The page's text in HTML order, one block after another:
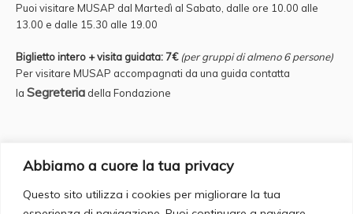
Abbiamo a cuore la tua privacy
Questo sito utilizza i cookies per migliorare la tua
Puoi visitare MUSAP dal Martedì al Sabato, dalle ore 10.00 alle
13.00 e dalle 15.30 alle 19.00
Biglietto intero + visita guidata: 7€ (per gruppi di almeno 6 persone)
Per visitare MUSAP accompagnati da una guida contatta
laSegreteria della Fondazione
Credits
Supervisor: Fulvio Iannucci Account Manager: Francesca Romana